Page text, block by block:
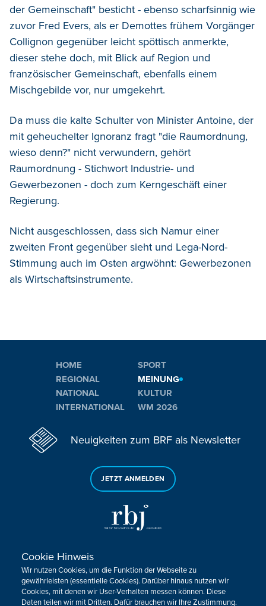
der Gemeinschaft" besticht - ebenso scharfsinnig wie
zuvor Fred Evers, als er Demottes frühem Vorgänger
Collignon gegenüber leicht spöttisch anmerkte,
dieser stehe doch, mit Blick auf Region und
französischer Gemeinschaft, ebenfalls einem
Mischgebilde vor, nur umgekehrt.
Da muss die kalte Schulter von Minister Antoine, der
mit geheuchelter Ignoranz fragt "die Raumordnung,
wieso denn?" nicht verwundern, gehört
Raumordnung - Stichwort Industrie- und
Gewerbezonen - doch zum Kerngeschäft einer
Regierung.
Nicht ausgeschlossen, dass sich Namur einer
zweiten Front gegenüber sieht und Lega-Nord-
Stimmung auch im Osten argwöhnt: Gewerbezonen
als Wirtschaftsinstrumente.
HOME
REGIONAL
NATIONAL
INTERNATIONAL
SPORT
MEINUNG
KULTUR
WM 2026
Neuigkeiten zum BRF als Newsletter
JETZT ANMELDEN
Sie haben noch Fragen oder Anmerkungen?
KONTAKTIEREN SIE UNS!
Cookie Hinweis
Wir nutzen Cookies, um die Funktion der Webseite zu
gewährleisten (essentielle Cookies). Darüber hinaus nutzen wir
Cookies, mit denen wir User-Verhalten messen können. Diese
Daten teilen wir mit Dritten. Dafür brauchen wir Ihre Zustimmung.